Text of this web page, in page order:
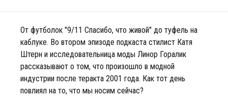
От футболок "9/11 Спасибо, что живой" до туфель на
каблуке. Во втором эпизоде подкаста стилист Катя
Штерн и исследовательница моды Линор Горалик
рассказывают о том, что произошло в модной
индустрии после теракта 2001 года. Как тот день
повлиял на то, что мы носим сейчас?